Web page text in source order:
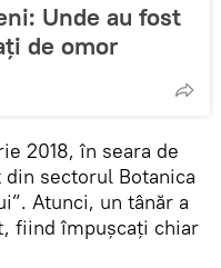
Unde au fost
de omor
2018, în seara de
sectorul Botanica
Atunci, un tânăr a
fiind împuşcaţi chiar